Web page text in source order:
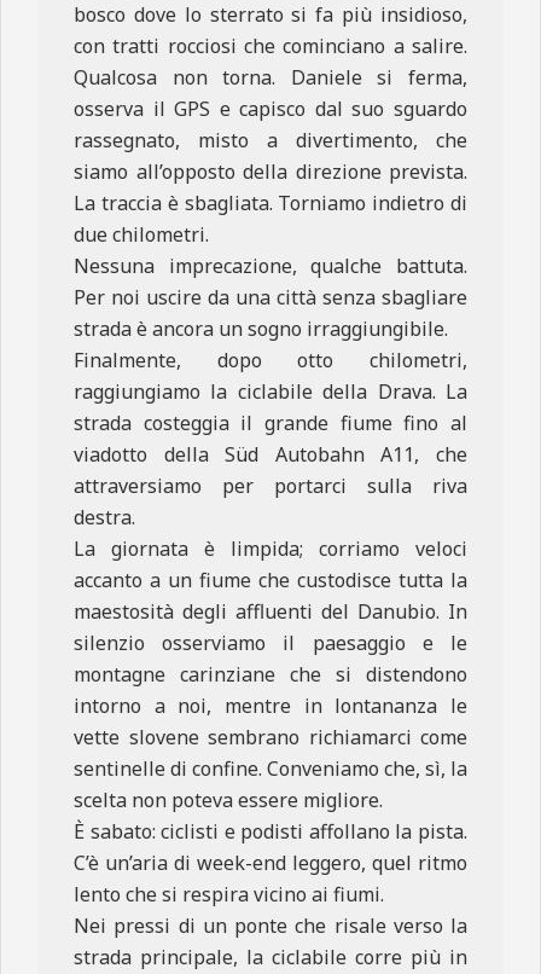
bosco dove lo sterrato si fa più insidioso,
con tratti rocciosi che cominciano a salire.
Qualcosa non torna. Daniele si ferma,
osserva il GPS e capisco dal suo sguardo
rassegnato, misto a divertimento, che
siamo all’opposto della direzione prevista.
La traccia è sbagliata. Torniamo indietro di
due chilometri.
Nessuna imprecazione, qualche battuta.
Per noi uscire da una città senza sbagliare
strada è ancora un sogno irraggiungibile.
Finalmente, dopo otto chilometri,
raggiungiamo la ciclabile della Drava. La
strada costeggia il grande fiume fino al
viadotto della Süd Autobahn A11, che
attraversiamo per portarci sulla riva
destra.
La giornata è limpida; corriamo veloci
accanto a un fiume che custodisce tutta la
maestosità degli affluenti del Danubio. In
silenzio osserviamo il paesaggio e le
montagne carinziane che si distendono
intorno a noi, mentre in lontananza le
vette slovene sembrano richiamarci come
sentinelle di confine. Conveniamo che, sì, la
scelta non poteva essere migliore.
È sabato: ciclisti e podisti affollano la pista.
C’è un’aria di week-end leggero, quel ritmo
lento che si respira vicino ai fiumi.
Nei pressi di un ponte che risale verso la
strada principale, la ciclabile corre più in